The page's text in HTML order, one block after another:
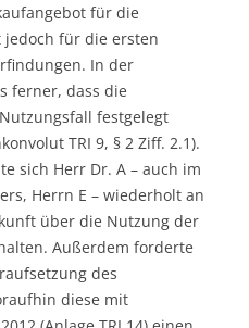
für die
für die ersten
In der
ferner, dass die
festgelegt
TRI 9, § 2 Ziff. 2.1).
sich Herr Dr. A – auch im
Herrn E – wiederholt an
über die Nutzung der
Außerdem forderte
des
diese mit